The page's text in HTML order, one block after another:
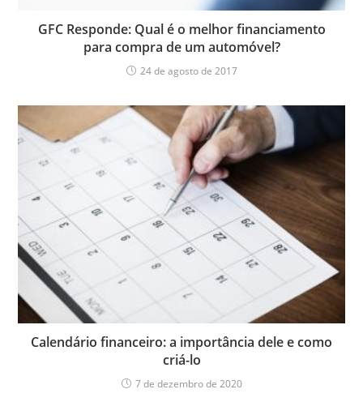
GFC Responde: Qual é o melhor financiamento
para compra de um automóvel?
24 de agosto de 2017
Calendário financeiro: a importância dele e como
criá-lo
7 de dezembro de 2020